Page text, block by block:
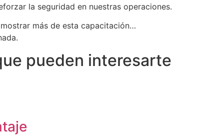
la seguridad en nuestras operaciones.
más de esta capacitación…
pueden interesarte